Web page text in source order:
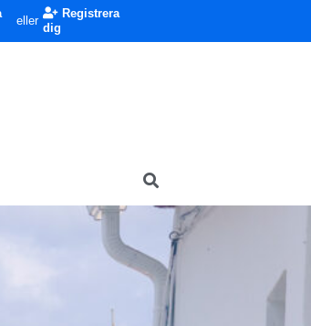
eller
Registrera
dig